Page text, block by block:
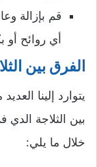
قم بإزالة
أي روائح أو
الفرق بين
يتوارد إلينا
بين الثلاجة
خلال ما يلي: